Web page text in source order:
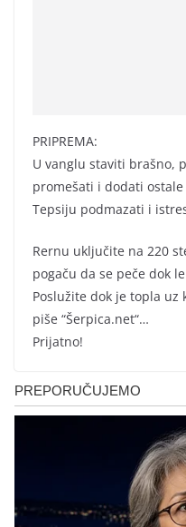
PRIPREMA:
U vanglu staviti brašno,
promešati i dodati ostale
Tepsiju podmazati i
Rernu uključite na 220
pogaču da se peče dok
Poslužite dok je topla
piše “Šerpica.net“…
Prijatno!